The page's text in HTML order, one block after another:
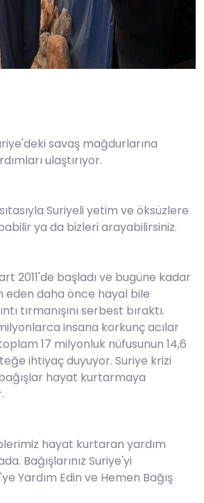
savaş mağdurlarına
ulaştırıyor.
Suriyeli yetim ve öksüzlere
ya da bizleri arayabilirsiniz.
2011'de başladı ve bugüne kadar
eden daha önce hayal bile
tırmanışını serbest bıraktı.
insana korkunç acılar
17 milyonluk nüfusunun 14,6
ihtiyaç duyuyor. Suriye krizi
hayat kurtarmaya
hayat kurtaran yardım
Bağışlarınız Suriye'yi
Yardım Edin ve Hemen Bağış